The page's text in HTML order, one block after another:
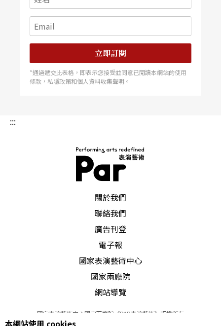
表演藝術教師。葉子彥說：「劇場裡點點滴滴的累
積，讓整體發展看來蓬勃、繁盛。高中職戲劇教育
則還在逐步發展中，現在學人數加總就有五、六萬
高中職戲劇學子，若能獲得更多機會，未來的出路
也會更寬廣。適逢民國九十年，教育部首度把『表
主題為族群的戲劇，現在正是時候！」
立即訂閱
*通過遞交此表格，即表示您接受並同意已閱讀本網站的使用
條款，私隱政策和個人資料收集聲明。
:::
關於我們
聯絡我們
廣告刊登
電子報
國家表演藝術中心
國家兩廳院
網站導覽
國家表演藝術中心國家兩廳院《PAR表演藝術》版權所有
本網站使用 cookies